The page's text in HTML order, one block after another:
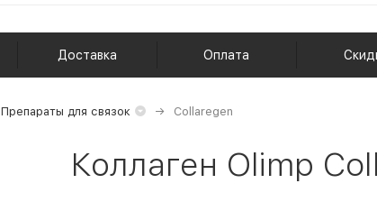
Доставка Оплата
Препараты для связок Collaregen
Коллаген Olimp